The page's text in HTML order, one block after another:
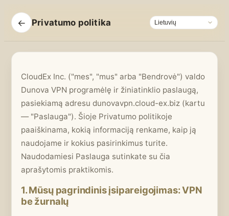
← Privatumo politika
CloudEx Inc. ("mes", "mus" arba "Bendrovė") valdo
Dunova VPN programėlę ir žiniatinklio paslaugą,
pasiekiamą adresu dunovavpn.cloud-ex.biz (kartu
— "Paslauga"). Šioje Privatumo politikoje
paaiškinama, kokią informaciją renkame, kaip ją
naudojame ir kokius pasirinkimus turite.
Naudodamiesi Paslauga sutinkate su čia
aprašytomis praktikomis.
1. Mūsų pagrindinis įsipareigojimas: VPN
be žurnalų